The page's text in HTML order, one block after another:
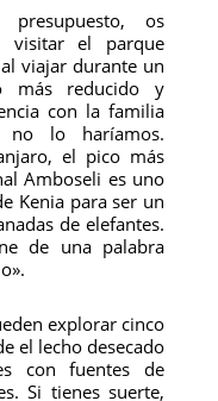
os
visitar el parque
viajar durante un
más reducido y
con la familia
no lo haríamos.
el pico más
Amboseli es uno
Kenia para ser un
de elefantes.
de una palabra
explorar cinco
el lecho desecado
con fuentes de
Si tienes suerte,